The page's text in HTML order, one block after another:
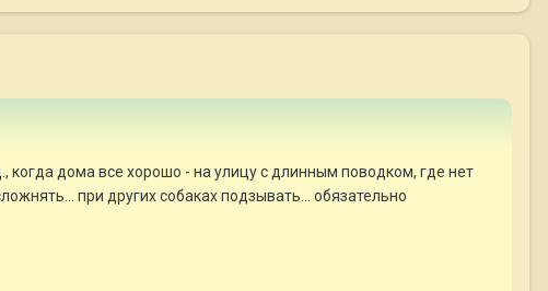
дома все хорошо - на улицу с длинным поводком, где нет
при других собаках подзывать... обязательно